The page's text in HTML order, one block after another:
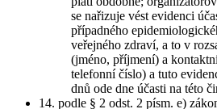
se nařizuje vést evidenci
případného
veřejného zdraví, a to v
(jméno, příjmení) a
telefonní číslo) a tuto
dnů ode dne účasti na této
14. podle § 2 odst. 2 písm. e)